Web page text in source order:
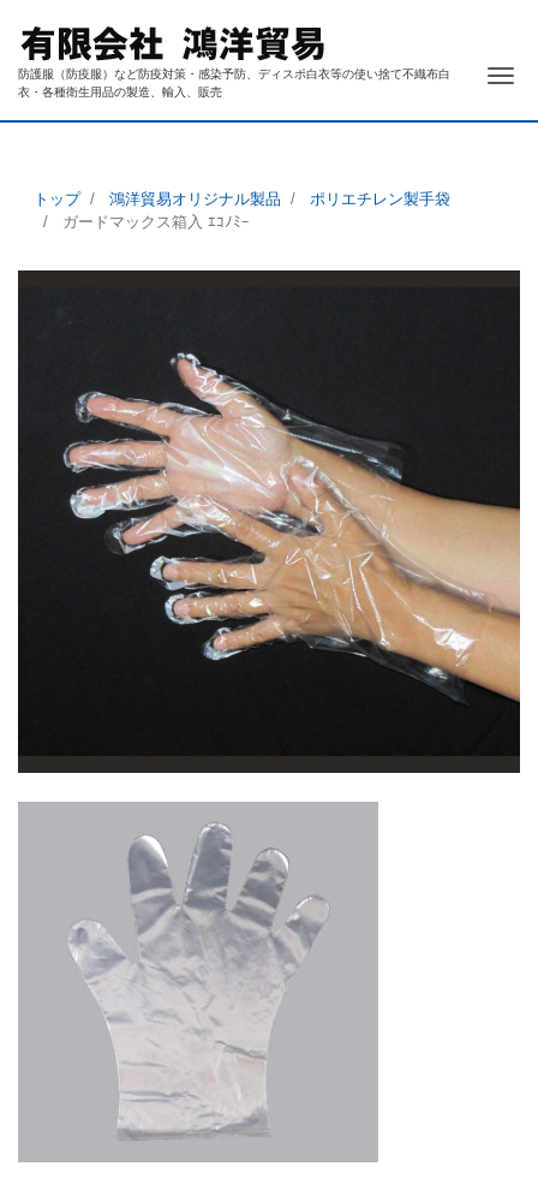
防護服（防疫服）など防疫対策・感染予防、ディスポ白衣等の使い捨て不織布白
衣・各種衛生用品の製造、輸入、販売
ナ
トップ 鴻洋貿易オリジナル製品
ポリエチレン製手袋
ガードマックス箱入 ｴｺﾉﾐｰ